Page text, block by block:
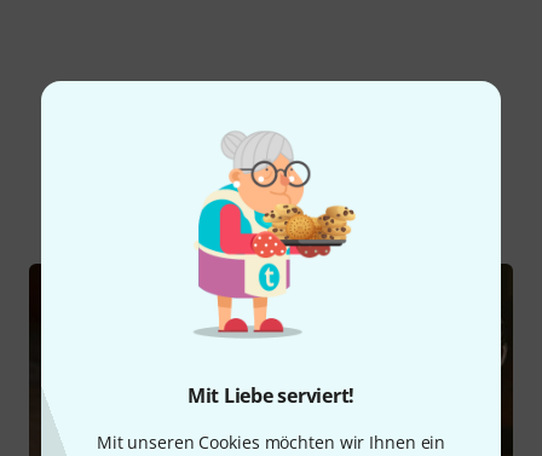
Mit Liebe serviert!
Mit unseren Cookies möchten wir Ihnen ein
Schon gewusst?
Alle Ratgeber